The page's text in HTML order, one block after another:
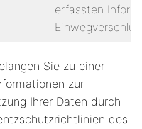
erfassten
Sie zu einer
zur
Ihrer Daten durch
des